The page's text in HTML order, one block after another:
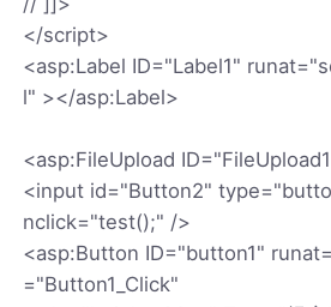
</script>
<asp:Label ID="Label1"
l" ></asp:Label>
<asp:FileUpload
<input id="Button2"
nclick="test();" />
<asp:Button ID="button1"
="Button1_Click"